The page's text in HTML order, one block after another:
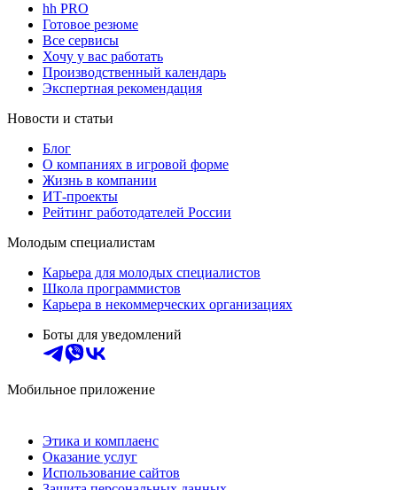
hh PRO
Готовое резюме
Все сервисы
Хочу у вас работать
Производственный календарь
Экспертная рекомендация
Новости и статьи
Блог
О компаниях в игровой форме
Жизнь в компании
ИТ-проекты
Рейтинг работодателей России
Молодым специалистам
Карьера для молодых специалистов
Школа программистов
Карьера в некоммерческих организациях
Боты для уведомлений
Мобильное приложение
Этика и комплаенс
Оказание услуг
Использование сайтов